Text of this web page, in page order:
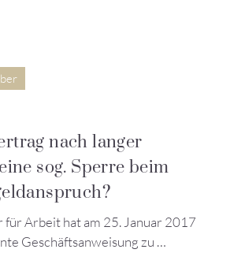
nach langer
sog. Sperre beim
für Arbeit hat am 25. Januar 2017
Geschäftsanweisung zu …